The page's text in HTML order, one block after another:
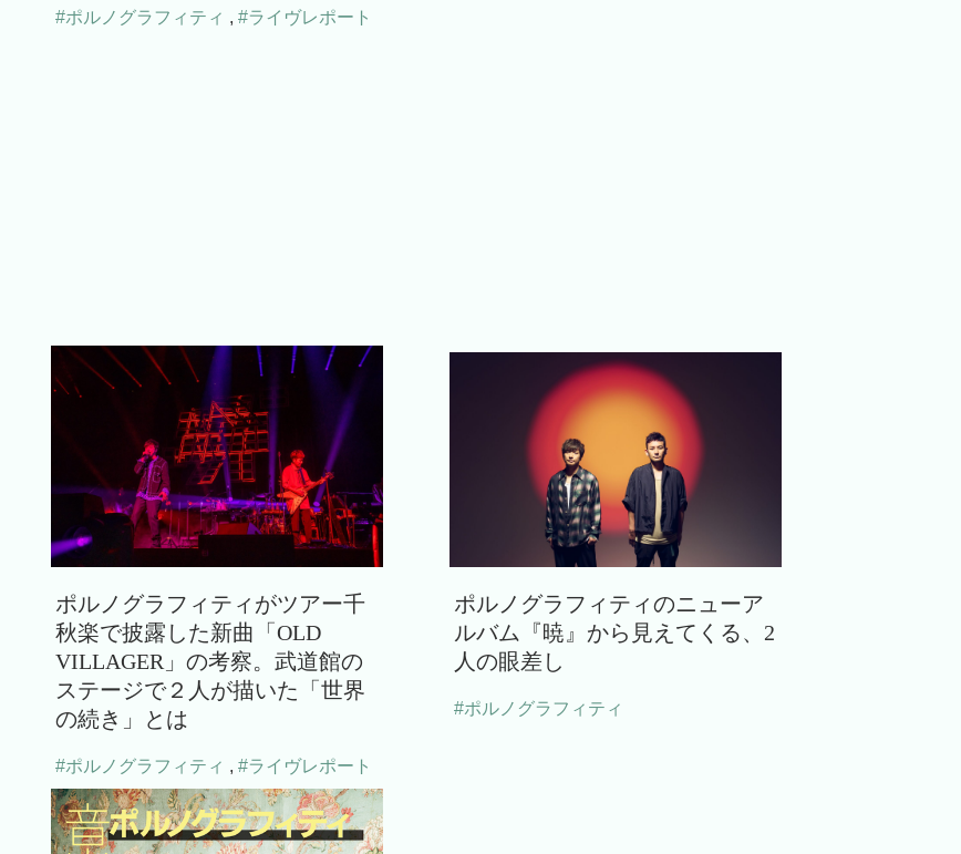
#ポルノグラフィティ , #ライヴレポート
ポルノグラフィティがツアー千
秋楽で披露した新曲「OLD
VILLAGER」の考察。武道館の
ステージで２人が描いた「世界
の続き」とは
#ポルノグラフィティ , #ライヴレポート
ポルノグラフィティのニューア
ルバム『暁』から見えてくる、2
人の眼差し
#ポルノグラフィティ